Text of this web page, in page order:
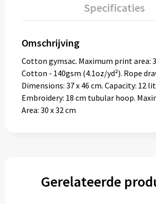
Specificaties
Omschrijving
Cotton gymsac. Maximum print area:
Cotton - 140gsm (4.1oz/yd²). Rope
Dimensions: 37 x 46 cm. Capacity: 12
Embroidery: 18 cm tubular hoop.
Area: 30 x 32 cm
Gerelateerde